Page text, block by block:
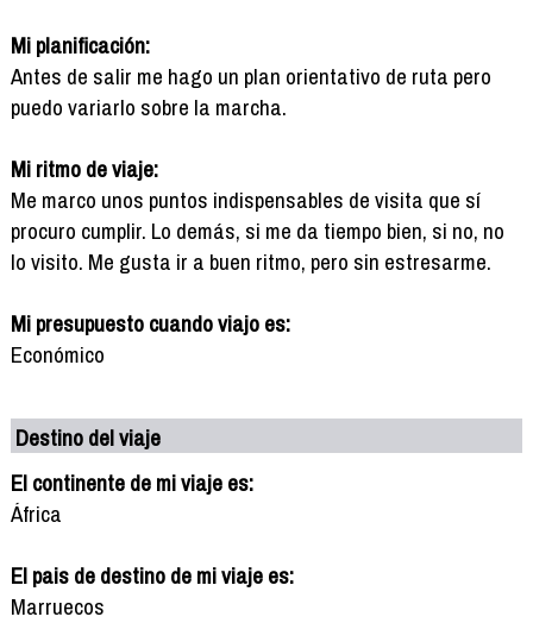
Mi planificación:
Antes de salir me hago un plan orientativo de ruta pero
puedo variarlo sobre la marcha.
Mi ritmo de viaje:
Me marco unos puntos indispensables de visita que sí
procuro cumplir. Lo demás, si me da tiempo bien, si no, no
lo visito. Me gusta ir a buen ritmo, pero sin estresarme.
Mi presupuesto cuando viajo es:
Económico
Destino del viaje
El continente de mi viaje es:
África
El pais de destino de mi viaje es:
Marruecos